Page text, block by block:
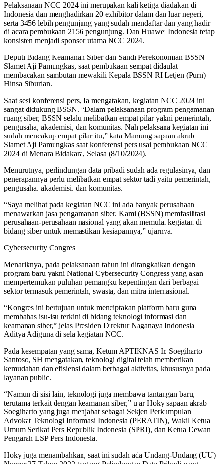
Pelaksanaan NCC 2024 ini merupakan kali ketiga diadakan di
Indonesia dan menghadirkan 20 exhibitor dalam dan luar negeri,
serta 3456 lebih pengunjung yang sudah mendaftar dan yang hadir
di acara pembukaan 2156 pengunjung. Dan Huawei Indonesia tetap
konsisten menjadi sponsor utama NCC 2024.
Deputi Bidang Keamanan Siber dan Sandi Perekonomian BSSN
Slamet Aji Pamungkas, saat pembukaan sempat didaulat
membacakan sambutan mewakili Kepala BSSN RI Letjen (Purn)
Hinsa Siburian.
Saat sesi konferensi pers, Ia mengatakan, kegiatan NCC 2024 ini
sangat didukung BSSN. “Dalam pelaksanaan program pengamanan
ruang siber, BSSN selalu melibatkan empat pilar yakni pemerintah,
pengusaha, akademisi, dan komunitas. Nah pelaksana kegiatan ini
sudah mencakup empat pilar itu,” kata Mamung sapaan akrab
Slamet Aji Pamungkas saat konferensi pers usai pembukaan NCC
2024 di Menara Bidakara, Selasa (8/10/2024).
Menurutnya, perlindungan data pribadi sudah ada regulasinya, dan
penerapannya perlu melibatkan empat sektor tadi yaitu pemerintah,
pengusaha, akademisi, dan komunitas.
“Saya melihat pada kegiatan NCC ini ada banyak perusahaan
menawarkan jasa pengamanan siber. Kami (BSSN) memfasilitasi
perusahaan-perusahaan nasional yang akan memulai kegiatan di
bidang siber untuk memastikan kesiapannya,” ujarnya.
Cybersecurity Congres
Menariknya, pada pelaksanaan tahun ini dirangkaikan dengan
program baru yakni National Cybersecurity Congress yang akan
mempertemukan puluhan pemangku kepentingan dari berbagai
sektor termasuk pemerintah, swasta, dan mitra internasional.
“Kongres ini bertujuan untuk menciptakan platform baru guna
membahas isu-isu terkini di bidang teknologi informasi dan
keamanan siber,” jelas Presiden Direktur Naganaya Indonesia
Aditya Adiguna di sela kegiatan NCC.
Pada kesempatan yang sama, Ketum APTIKNAS Ir. Soegiharto
Santoso, SH mengatakan, teknologi digital telah memberikan
kemudahan dan efisiensi dalam berbagai aktivitas, khususnya pada
layanan public.
“Namun di sisi lain, teknologi juga membawa tantangan baru,
terutama terkait dengan keamanan siber,” ujar Hoky sapaan akrab
Soegiharto yang juga menjabat sebagai Sekjen Perkumpulan
Advokat Teknologi Informasi Indonesia (PERATIN), Wakil Ketua
Umum Serikat Pers Republik Indonesia (SPRI), dan Ketua Dewan
Pengarah LSP Pers Indonesia.
Hoky juga menambahkan, saat ini sudah ada Undang-Undang (UU)